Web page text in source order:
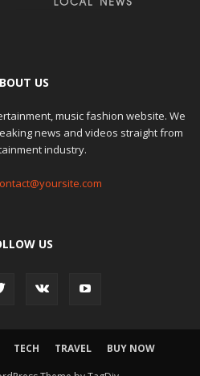
US
music fashion website. We
news and videos straight from
industry.
US
TECH TRAVEL BUY NOW